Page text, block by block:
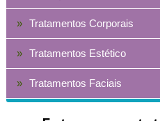
Tratamentos Corporais
Tratamentos Estético
Tratamentos Faciais